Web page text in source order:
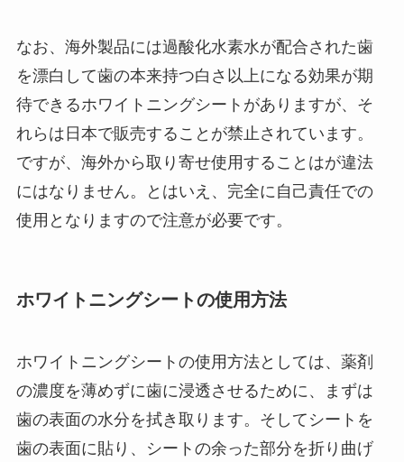
なお、海外製品には過酸化水素水が配合された歯
を漂白して歯の本来持つ白さ以上になる効果が期
待できるホワイトニングシートがありますが、そ
れらは日本で販売することが禁止されています。
ですが、海外から取り寄せ使用することはが違法
にはなりません。とはいえ、完全に自己責任での
使用となりますので注意が必要です。
ホワイトニングシートの使用方法
ホワイトニングシートの使用方法としては、薬剤
の濃度を薄めずに歯に浸透させるために、まずは
歯の表面の水分を拭き取ります。そしてシートを
歯の表面に貼り、シートの余った部分を折り曲げ